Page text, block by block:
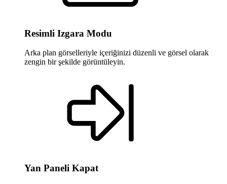
Resimli Izgara Modu
Arka plan görselleriyle içeriğinizi düzenli ve görsel olarak
zengin bir şekilde görüntüleyin.
Yan Paneli Kapat